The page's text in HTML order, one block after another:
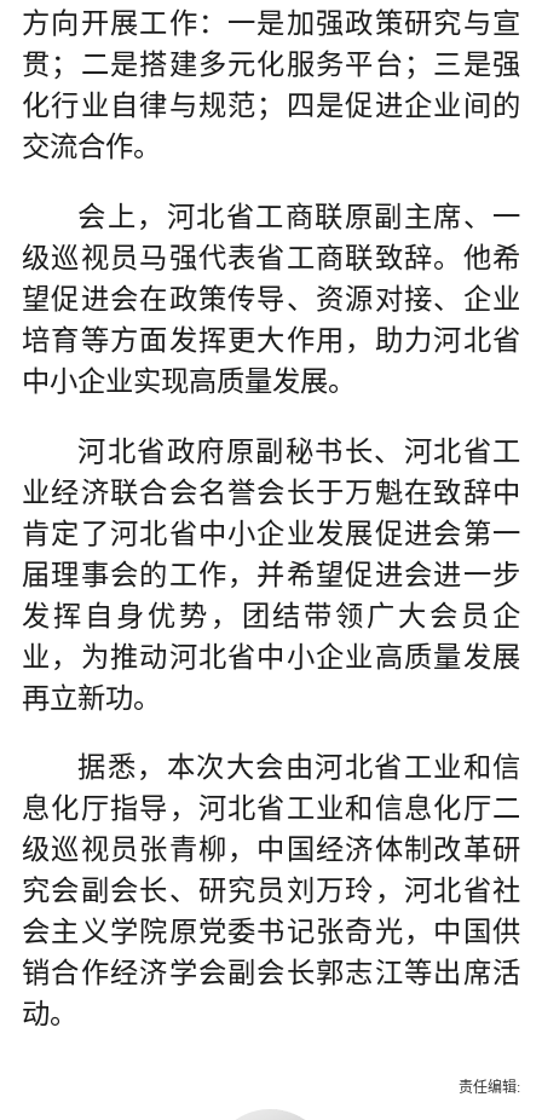
方向开展工作：一是加强政策研究与宣
贯；二是搭建多元化服务平台；三是强
化行业自律与规范；四是促进企业间的
交流合作。
会上，河北省工商联原副主席、一
级巡视员马强代表省工商联致辞。他希
望促进会在政策传导、资源对接、企业
培育等方面发挥更大作用，助力河北省
中小企业实现高质量发展。
河北省政府原副秘书长、河北省工
业经济联合会名誉会长于万魁在致辞中
肯定了河北省中小企业发展促进会第一
届理事会的工作，并希望促进会进一步
发挥自身优势，团结带领广大会员企
业，为推动河北省中小企业高质量发展
再立新功。
据悉，本次大会由河北省工业和信
息化厅指导，河北省工业和信息化厅二
级巡视员张青柳，中国经济体制改革研
究会副会长、研究员刘万玲，河北省社
会主义学院原党委书记张奇光，中国供
销合作经济学会副会长郭志江等出席活
动。
责任编辑: